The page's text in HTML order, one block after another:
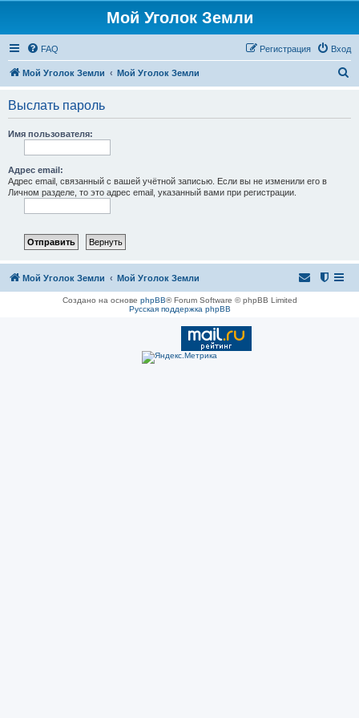
Мой Уголок Земли
FAQ Вход
Регистрация
Мой Уголок Земли Мой Уголок Земли
Выслать пароль
Имя пользователя:
Адрес email:
Адрес email, связанный с вашей учётной записью. Если вы не изменили его в
Личном разделе, то это адрес email, указанный вами при регистрации.
Мой Уголок Земли Мой Уголок Земли
Создано на основе phpBB® Forum Software © phpBB Limited
Русская поддержка phpBB